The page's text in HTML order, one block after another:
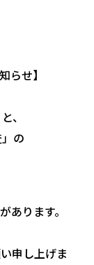
らせ】
、
の
あります。
申し上げま